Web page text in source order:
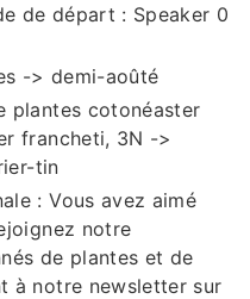
de départ : Speaker 0
-> demi-aoûté
plantes cotonéaster
francheti, 3N ->
tin
: Vous avez aimé
notre
de plantes et de
à notre newsletter sur